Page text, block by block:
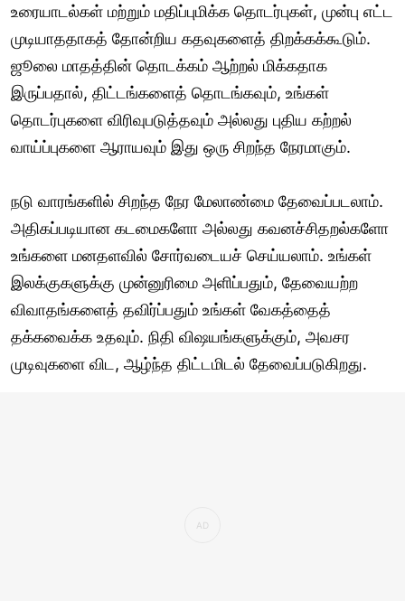
உரையாடல்கள் மற்றும் மதிப்புமிக்க தொடர்புகள், முன்பு எட்ட
முடியாததாகத் தோன்றிய கதவுகளைத் திறக்கக்கூடும்.
ஜூலை மாதத்தின் தொடக்கம் ஆற்றல் மிக்கதாக
இருப்பதால், திட்டங்களைத் தொடங்கவும், உங்கள்
தொடர்புகளை விரிவுபடுத்தவும் அல்லது புதிய கற்றல்
வாய்ப்புகளை ஆராயவும் இது ஒரு சிறந்த நேரமாகும்.
நடு வாரங்களில் சிறந்த நேர மேலாண்மை தேவைப்படலாம்.
அதிகப்படியான கடமைகளோ அல்லது கவனச்சிதறல்களோ
உங்களை மனதளவில் சோர்வடையச் செய்யலாம். உங்கள்
இலக்குகளுக்கு முன்னுரிமை அளிப்பதும், தேவையற்ற
விவாதங்களைத் தவிர்ப்பதும் உங்கள் வேகத்தைத்
தக்கவைக்க உதவும். நிதி விஷயங்களுக்கும், அவசர
முடிவுகளை விட, ஆழ்ந்த திட்டமிடல் தேவைப்படுகிறது.